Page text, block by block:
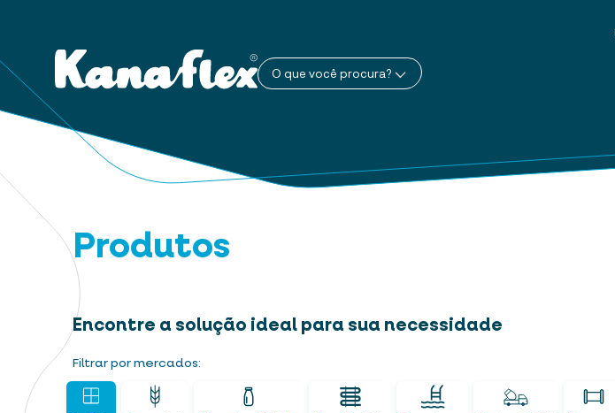
O que você procura?
Produtos
Encontre a solução ideal para sua necessidade
Filtrar por mercados: